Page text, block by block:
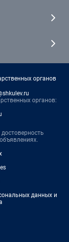
органов
органов:
данных и